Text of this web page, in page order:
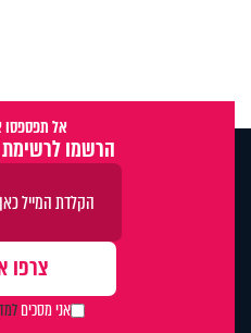
אל תפספסו
הרשמו
אני מסכים